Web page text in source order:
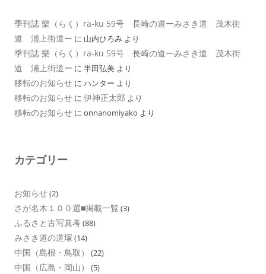
季刊誌 樂（らく）ra-ku 59号 長崎の道ーみさき道 茂木街
道 浦上街道ー に 山内ひろみ より
季刊誌 樂（らく）ra-ku 59号 長崎の道ーみさき道 茂木街
道 浦上街道ー に 半田弘美 より
移転のお知らせ に ハンター より
移転のお知らせ に 伊神正太郎 より
移転のお知らせ に onnanomiyako より
カテゴリー
お知らせ(2)
さが名木１００選■掲載一覧 (3)
ふるさと古写真考(88)
みさき道の道塚 (14)
中国（島根・鳥取） (22)
中国（広島・岡山） (5)